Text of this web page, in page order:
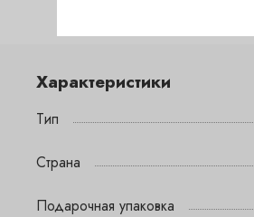
Характеристики
Тип
Страна
Подарочная упаковка